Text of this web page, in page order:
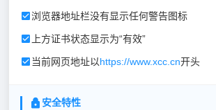
浏览器地址栏没有显示任何警告图标
上方证书状态显示为“有效”
当前网页地址以https://www.xcc.cn开头
安全特性